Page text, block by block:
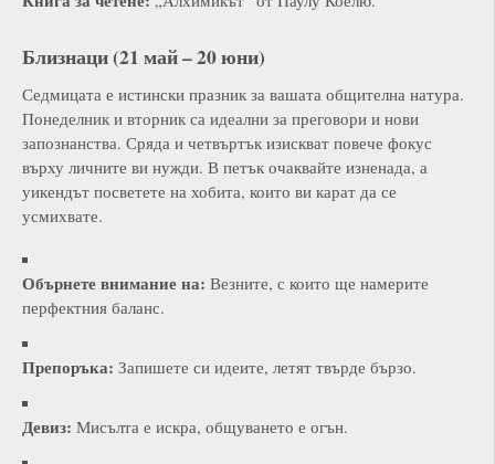
Близнаци (21 май – 20 юни)
Седмицата е истински празник за вашата общителна натура.
Понеделник и вторник са идеални за преговори и нови
запознанства. Сряда и четвъртък изискват повече фокус
върху личните ви нужди. В петък очаквайте изненада, а
уикендът посветете на хобита, които ви карат да се
усмихвате.
Обърнете внимание на: Везните, с които ще намерите
перфектния баланс.
Препоръка: Запишете си идеите, летят твърде бързо.
Девиз: Мисълта е искра, общуването е огън.